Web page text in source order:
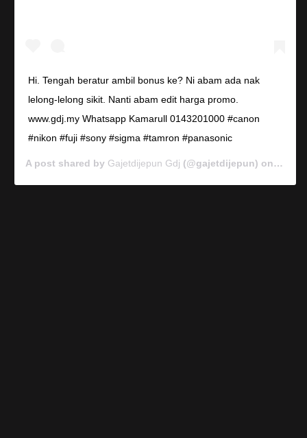
Hi. Tengah beratur ambil bonus ke? Ni abam ada nak
lelong-lelong sikit. Nanti abam edit harga promo.
www.gdj.my Whatsapp Kamarull 0143201000 #canon
#nikon #fuji #sony #sigma #tamron #panasonic
A post shared by Gajetdijepun Gdj (@gajetdijepun) on Jan 7,